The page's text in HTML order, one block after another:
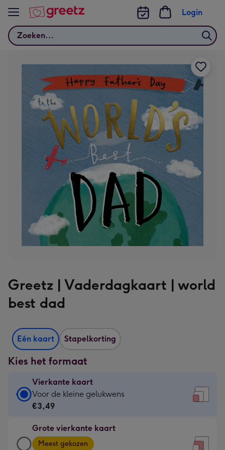
Bekijk meer
Zoeken
Login
Greetz | Vaderdagkaart | world
best dad
Eén kaart Stapelkorting
Kies het formaat
Vierkante kaart
Vierkante
kaart
€3,49
-
Voor de kleine gelukwens
€3,49
Grote vierkante kaart
Grote
Meest gekozen